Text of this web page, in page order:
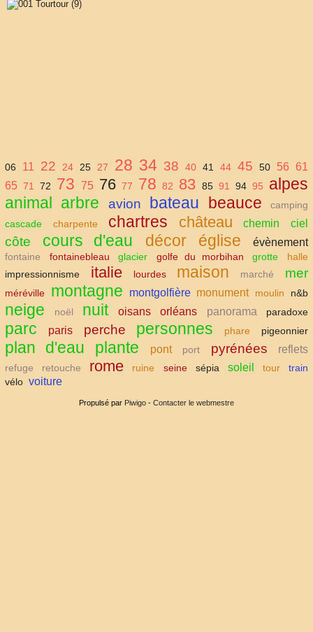
06 11 22 24 25 27 28 34 38 40 41 44 45 50 56 61
65 71 72 73 75 76 77 78 82 83 85 91 94 95
alpes
animal arbre avion bateau beauce
camping
cascade
charpente chartres château chemin ciel
côte cours d'eau décor église évènement
fontaine fontainebleau glacier golfe du morbihan grotte
halle
impressionnisme
italie lourdes maison marché mer
méréville montagne montgolfière monument moulin n&b
neige noël nuit oisans orléans panorama paradoxe
parc paris perche personnes phare pigeonnier
plan d'eau plante pont port pyrénées reflets
refuge retouche rome ruine seine sépia soleil tour
train
vélo voiture
Propulsé par Piwigo - Contacter le webmestre